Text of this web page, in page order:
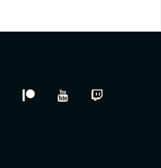
InstagramPatreonYouTube